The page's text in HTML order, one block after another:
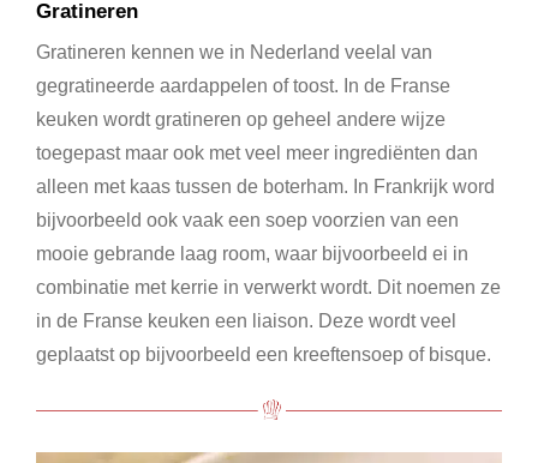
Gratineren
Gratineren kennen we in Nederland veelal van
gegratineerde aardappelen of toost. In de Franse
keuken wordt gratineren op geheel andere wijze
toegepast maar ook met veel meer ingrediënten dan
alleen met kaas tussen de boterham. In Frankrijk word
bijvoorbeeld ook vaak een soep voorzien van een
mooie gebrande laag room, waar bijvoorbeeld ei in
combinatie met kerrie in verwerkt wordt. Dit noemen ze
in de Franse keuken een liaison. Deze wordt veel
geplaatst op bijvoorbeeld een kreeftensoep of bisque.